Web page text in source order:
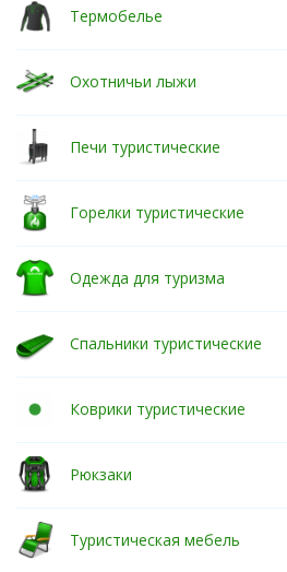
Термобелье
Охотничьи лыжи
Печи туристические
Горелки туристические
Одежда для туризма
Спальники туристические
Коврики туристические
Рюкзаки
Туристическая мебель